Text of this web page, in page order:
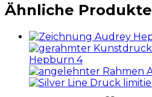
Ähnliche Produkte